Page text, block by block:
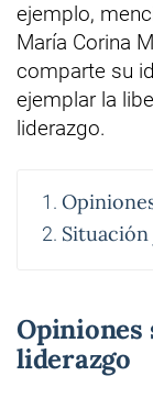
ejemplo,
María Corina
comparte su
ejemplar la
liderazgo.
Opiniones
liderazgo